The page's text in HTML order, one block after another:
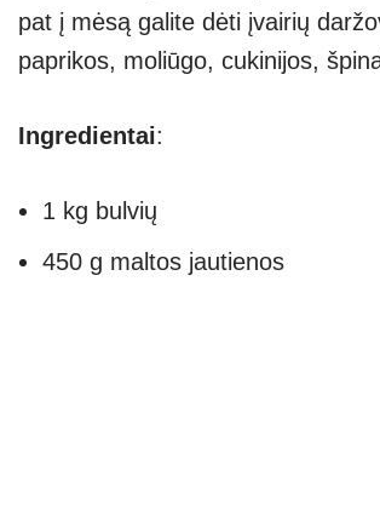
pat į mėsą galite dėti įvairių
paprikos, moliūgo, cukinijos,
Ingredientai:
1 kg bulvių
450 g maltos jautienos